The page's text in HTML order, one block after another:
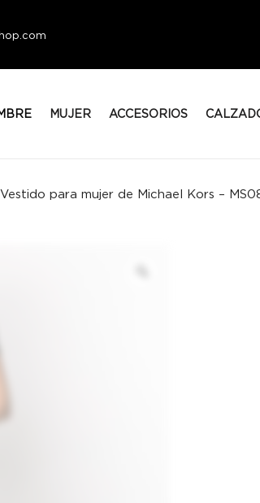
MUJER ACCESORIOS
Vestido para mujer de Michael Kors –